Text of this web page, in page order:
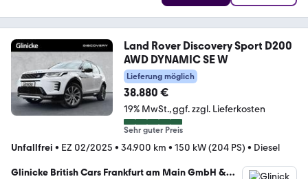
Land Rover Discovery Sport D200
AWD DYNAMIC SE W
Lieferung möglich
38.880 €
19% MwSt. ggf. zzgl. Lieferkosten
Sehr guter Preis
Unfallfrei • EZ 02/2025 • 34.900 km • 150 kW (204 PS) • Diesel
Glinicke British Cars Frankfurt am Main GmbH &